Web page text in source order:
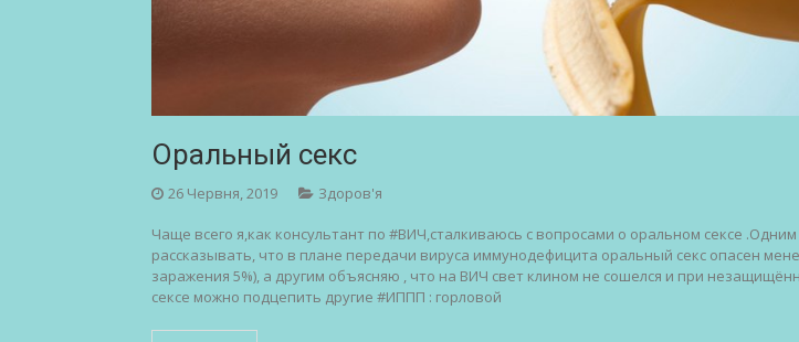
Оральный секс
26 Червня, 2019 Здоров'я
Чаще всего я,как консультант по #ВИЧ,сталкиваюсь с вопросами о оральном сексе
рассказывать, что в плане передачи вируса иммунодефицита оральный секс опасен
заражения 5%), а другим объясняю , что на ВИЧ свет клином не сошелся и при
сексе можно подцепить другие #ИППП : горловой